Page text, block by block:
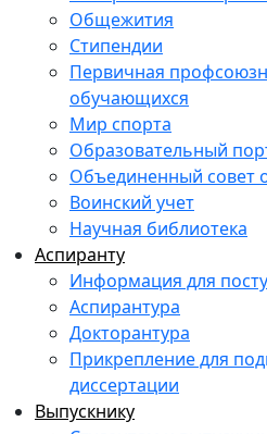
Общежития
Стипендии
Первичная
обучающихся
Мир спорта
Образовательный
Объединенный совет
Воинский учет
Научная библиотека
Аспиранту
Информация для
Аспирантура
Докторантура
Прикрепление для
диссертации
Выпускнику